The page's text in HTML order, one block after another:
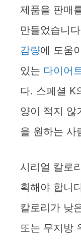
제품을 판매
만들었습니
감량에 도움
있는 다이어
다. 스페셜 K
양이 적지 않
을 원하는 사
시리얼 칼로
획해야 합니
칼로리가 낮
또는 무지방